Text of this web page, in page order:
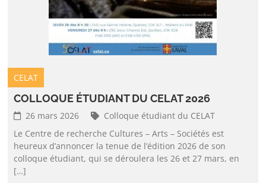
CELAT
COLLOQUE ÉTUDIANT DU CELAT 2026
26 mars 2026
Colloque étudiant du CELAT
Le Centre de recherche Cultures – Arts – Sociétés est
heureux d’annoncer la tenue de l’édition 2026 de son
colloque étudiant, qui se déroulera les 26 et 27 mars, en
[…]